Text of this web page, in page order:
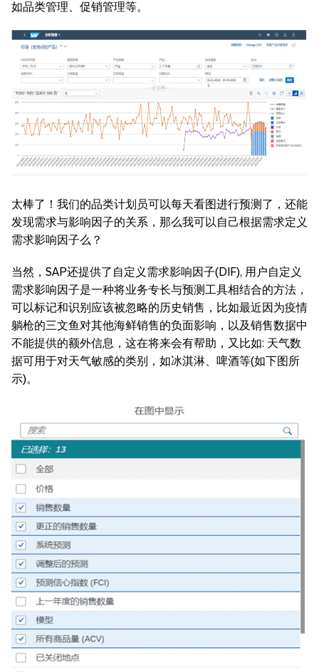
如品类管理、促销管理等。
太棒了！我们的品类计划员可以每天看图进行预测了，还能
发现需求与影响因子的关系，那么我可以自己根据需求定义
需求影响因子么？
当然，SAP还提供了自定义需求影响因子(DIF), 用户自定义
需求影响因子是一种将业务专长与预测工具相结合的方法，
可以标记和识别应该被忽略的历史销售，比如最近因为疫情
躺枪的三文鱼对其他海鲜销售的负面影响，以及销售数据中
不能提供的额外信息，这在将来会有帮助，又比如: 天气数
据可用于对天气敏感的类别，如冰淇淋、啤酒等(如下图所
示)。